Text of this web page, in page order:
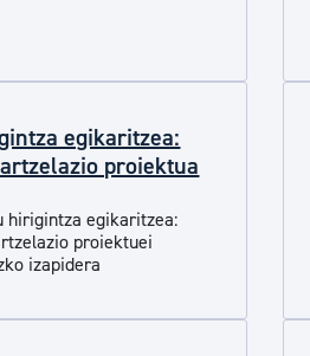
egikaritzea:
proiektua
hirigintza egikaritzea:
proiektuei
izapidera